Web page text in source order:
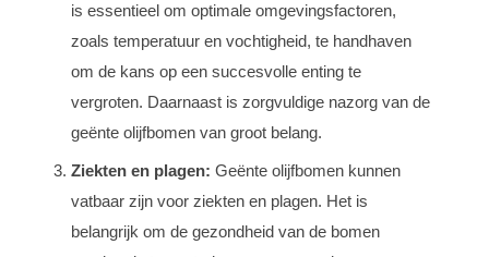
is essentieel om optimale omgevingsfactoren,
zoals temperatuur en vochtigheid, te handhaven
om de kans op een succesvolle enting te
vergroten. Daarnaast is zorgvuldige nazorg van de
geënte olijfbomen van groot belang.
Ziekten en plagen: Geënte olijfbomen kunnen
vatbaar zijn voor ziekten en plagen. Het is
belangrijk om de gezondheid van de bomen